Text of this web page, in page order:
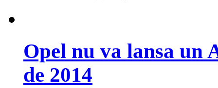
Opel nu va lansa un
de 2014